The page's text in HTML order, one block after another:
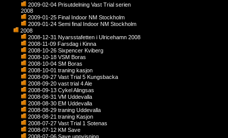
2009-02-04 Prisutdelning Vast Trial serien
2008
2009-01-25 Final Indoor NM Stockholm
2009-01-24 Semi final Indoor NM Stockholm
2008
2008-12-31 Nyarsstafetten i Ulricehamn 2008
2008-11-09 Farsdag i Kinna
2008-10-26 Sixpencer Kviberg
2008-10-18 VSM Boras
2008-10-04 SM Boras
2008-10-01 traning kasjon
2008-09-27 Vast Trial 5 Kungsbacka
2008-09-20 vast trial 4 Ale
2008-09-13 Cykel Alingsas
2008-08-31 VM Uddevalla
2008-08-30 EM Uddevalla
2008-08-29 traning Uddevalla
2008-08-21 traning Kasjon
2008-07-27 Vast Trial 1 Sotenas
2008-07-12 KM Save
2008-07-06 Save uppvisning